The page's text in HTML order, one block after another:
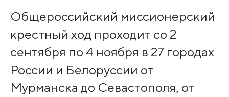
Общероссийский миссионерский
крестный ход проходит со 2
сентября по 4 ноября в 27 городах
России и Белоруссии от
Мурманска до Севастополя, от